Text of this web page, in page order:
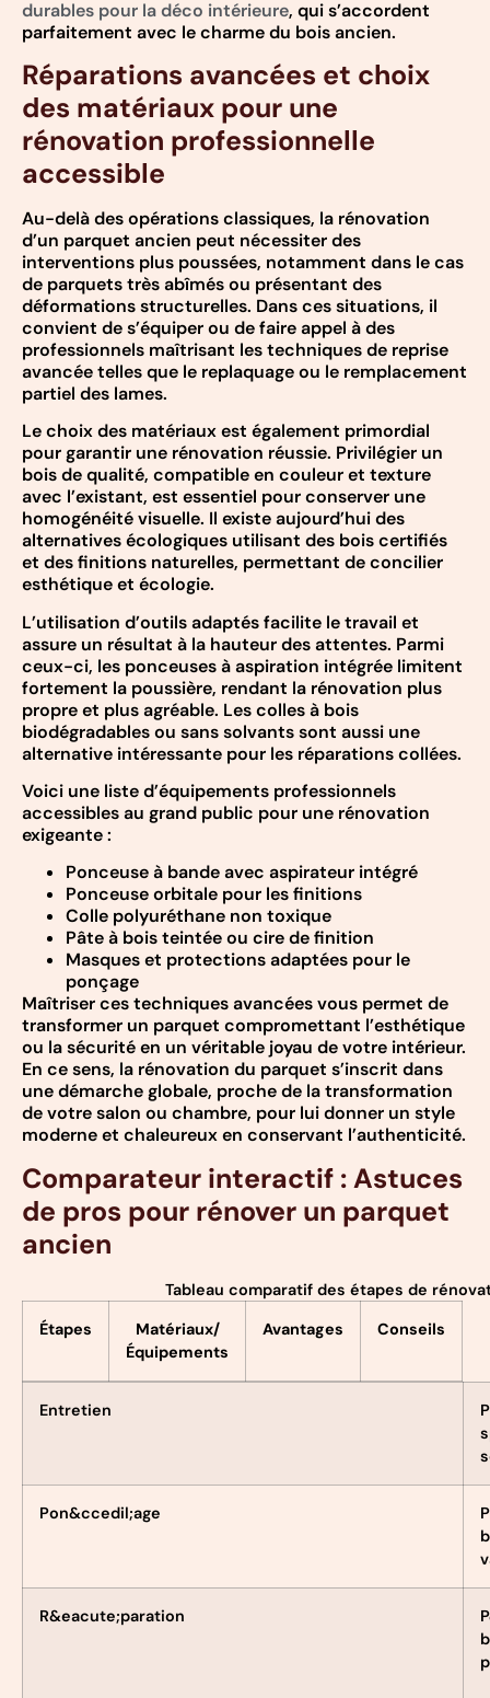
durables pour la déco intérieure, qui s’accordent
parfaitement avec le charme du bois ancien.
Réparations avancées et choix
des matériaux pour une
rénovation professionnelle
accessible
Au-delà des opérations classiques, la rénovation
d’un parquet ancien peut nécessiter des
interventions plus poussées, notamment dans le cas
de parquets très abîmés ou présentant des
déformations structurelles. Dans ces situations, il
convient de s’équiper ou de faire appel à des
professionnels maîtrisant les techniques de reprise
avancée telles que le replaquage ou le remplacement
partiel des lames.
Le choix des matériaux est également primordial
pour garantir une rénovation réussie. Privilégier un
bois de qualité, compatible en couleur et texture
avec l’existant, est essentiel pour conserver une
homogénéité visuelle. Il existe aujourd’hui des
alternatives écologiques utilisant des bois certifiés
et des finitions naturelles, permettant de concilier
esthétique et écologie.
L’utilisation d’outils adaptés facilite le travail et
assure un résultat à la hauteur des attentes. Parmi
ceux-ci, les ponceuses à aspiration intégrée limitent
fortement la poussière, rendant la rénovation plus
propre et plus agréable. Les colles à bois
biodégradables ou sans solvants sont aussi une
alternative intéressante pour les réparations collées.
Voici une liste d’équipements professionnels
accessibles au grand public pour une rénovation
exigeante :
Ponceuse à bande avec aspirateur intégré
Ponceuse orbitale pour les finitions
Colle polyuréthane non toxique
Pâte à bois teintée ou cire de finition
Masques et protections adaptées pour le
ponçage
Maîtriser ces techniques avancées vous permet de
transformer un parquet compromettant l’esthétique
ou la sécurité en un véritable joyau de votre intérieur.
En ce sens, la rénovation du parquet s’inscrit dans
une démarche globale, proche de la transformation
de votre salon ou chambre, pour lui donner un style
moderne et chaleureux en conservant l’authenticité.
Comparateur interactif : Astuces
de pros pour rénover un parquet
ancien
Tableau comparatif des étapes de
Étapes
Matériaux/
Équipements
Avantages Conseils
Entretien
Pon&ccedil;age
R&eacute;paration